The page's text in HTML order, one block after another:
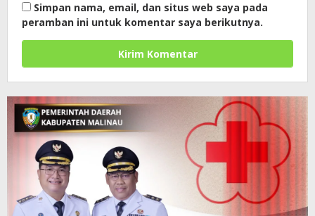
Simpan nama, email, dan situs web saya pada
peramban ini untuk komentar saya berikutnya.